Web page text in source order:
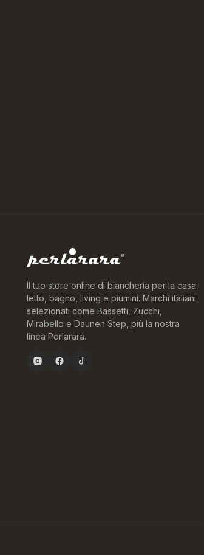
Il tuo store online di biancheria per la casa:
letto, bagno, living e piumini. Marchi italiani
selezionati come Bassetti, Zucchi,
Mirabello e Daunen Step, più la nostra
linea Perlarara.